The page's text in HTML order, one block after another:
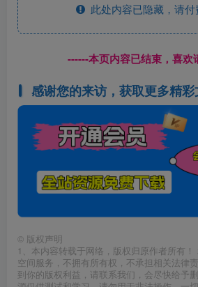
此处内容已隐藏，请付
------本页内容已结束，喜欢
感谢您的来访，获取更多精彩
© 版权声明
1、本内容转载于网络，版权归原作者所有
空间服务，不拥有所有权，不承担相关法律
到你的版权利益，请联系我们，会尽快给予